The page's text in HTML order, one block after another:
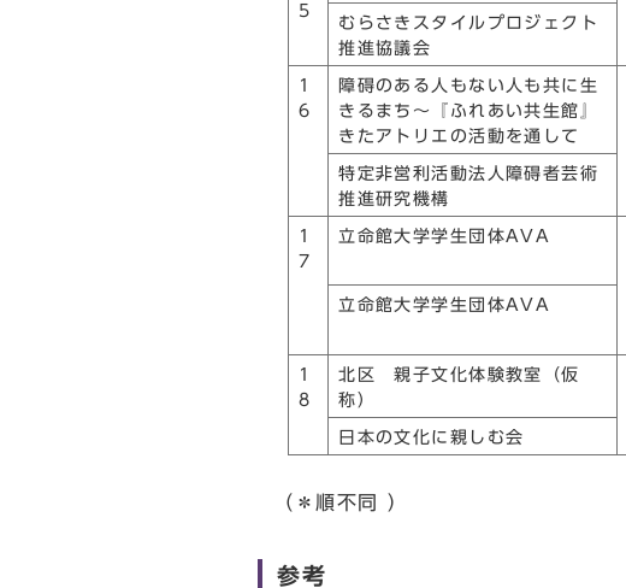
5
むらさきスタイルプロジェクト
推進協議会
1
6
障碍のある人もない人も共に生
きるまち～『ふれあい共生館』
きたアトリエの活動を通して
特定非営利活動法人障碍者芸術
推進研究機構
1
7
立命館大学学生団体AVA
立命館大学学生団体AVA
1
8
北区 親子文化体験教室（仮
称）
日本の文化に親しむ会
（＊順不同 ）
参考